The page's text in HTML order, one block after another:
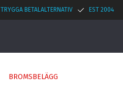
TRYGGA BETALALTERNATIV EST 2004
BROMSBELÄGG